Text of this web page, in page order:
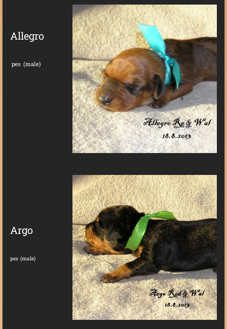
Allegro
pes (male)
Argo
pes (male)